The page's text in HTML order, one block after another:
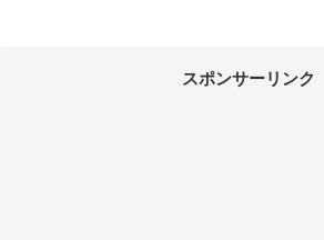
スポンサーリンク